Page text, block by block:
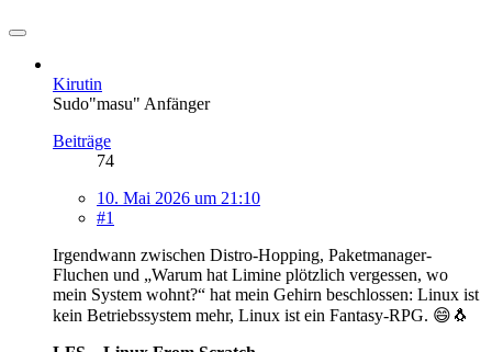
Kirutin
Sudo"masu" Anfänger
Beiträge
74
10. Mai 2026 um 21:10
#1
Irgendwann zwischen Distro-Hopping, Paketmanager-
Fluchen und „Warum hat Limine plötzlich vergessen, wo
mein System wohnt?“ hat mein Gehirn beschlossen: Linux ist
kein Betriebssystem mehr, Linux ist ein Fantasy-RPG. 😄🐧